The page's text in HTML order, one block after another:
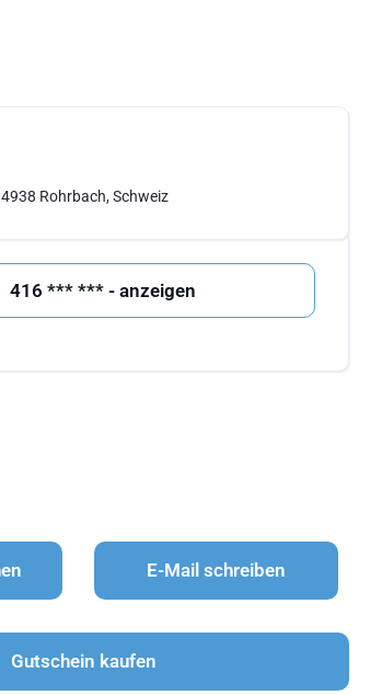
Rohrbach, Schweiz
416 *** *** - anzeigen
E-Mail schreiben
Gutschein kaufen